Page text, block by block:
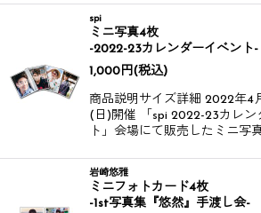
spi
ミニ写真4枚
-2022-23カレンダーイベント-
1,000 円(税込)
商品説明サイズ詳細 2022年4
(日)開催 「spi 2022-23カレン
ト」会場にて販売したミニ写
岩崎悠雅
ミニフォトカード4枚
-1st写真集『悠然』手渡し会-